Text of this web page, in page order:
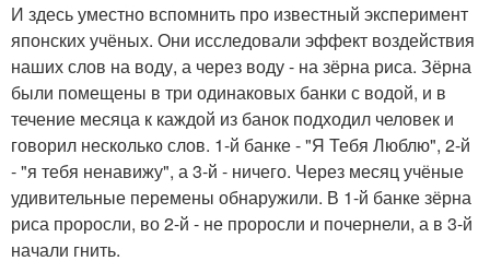
И здесь уместно вспомнить про известный эксперимент
японских учёных. Они исследовали эффект воздействия
наших слов на воду, а через воду - на зёрна риса. Зёрна
были помещены в три одинаковых банки с водой, и в
течение месяца к каждой из банок подходил человек и
говорил несколько слов. 1-й банке - "Я Тебя Люблю", 2-й
- "я тебя ненавижу", а 3-й - ничего. Через месяц учёные
удивительные перемены обнаружили. В 1-й банке зёрна
риса проросли, во 2-й - не проросли и почернели, а в 3-й
начали гнить.